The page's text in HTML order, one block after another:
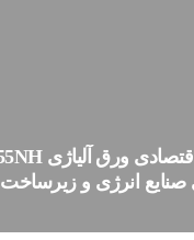
صنایع انرژی و زیرساخت